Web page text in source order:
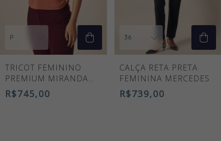
TRICOT FEMININO
PREMIUM MIRANDA
LARANJA
R$745,00
CALÇA RETA PRETA
FEMININA MERCEDES
R$739,00